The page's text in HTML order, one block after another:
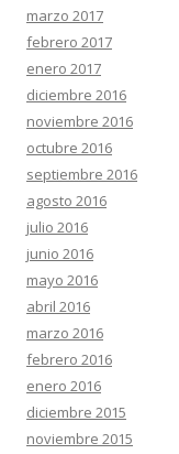
marzo 2017
febrero 2017
enero 2017
diciembre 2016
noviembre 2016
octubre 2016
septiembre 2016
agosto 2016
julio 2016
junio 2016
mayo 2016
abril 2016
marzo 2016
febrero 2016
enero 2016
diciembre 2015
noviembre 2015